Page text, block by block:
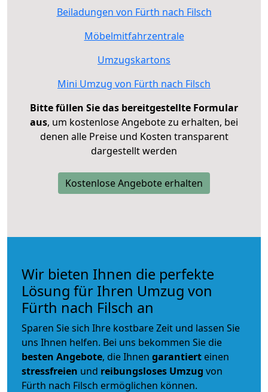
Beiladungen von Fürth nach Filsch
Möbelmitfahrzentrale
Umzugskartons
Mini Umzug von Fürth nach Filsch
Bitte füllen Sie das bereitgestellte Formular
aus, um kostenlose Angebote zu erhalten, bei
denen alle Preise und Kosten transparent
dargestellt werden
Kostenlose Angebote erhalten
Wir bieten Ihnen die perfekte
Lösung für Ihren Umzug von
Fürth nach Filsch an
Sparen Sie sich Ihre kostbare Zeit und lassen Sie
uns Ihnen helfen. Bei uns bekommen Sie die
besten Angebote, die Ihnen garantiert einen
stressfreien und reibungsloses Umzug von
Fürth nach Filsch ermöglichen können.